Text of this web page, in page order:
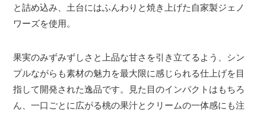
と詰め込み、土台にはふんわりと焼き上げた自家製ジェノ
ワーズを使用。
果実のみずみずしさと上品な甘さを引き立てるよう、シン
プルながらも素材の魅力を最大限に感じられる仕上げを目
指して開発された逸品です。見た目のインパクトはもちろ
ん、一口ごとに広がる桃の果汁とクリームの一体感にも注